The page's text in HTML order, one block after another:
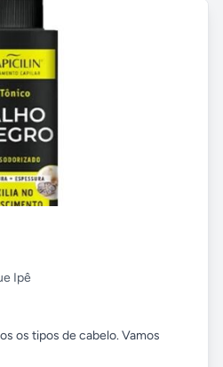
Ipê
os tipos de cabelo. Vamos